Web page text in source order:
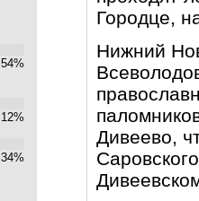
54%
12%
34%
Городце,
Нижний
Дивеево,